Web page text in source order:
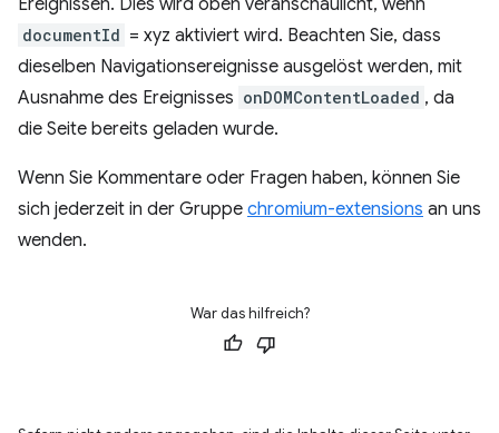
documentId = xyz aktiviert wird. Beachten Sie, dass
dieselben Navigationsereignisse ausgelöst werden, mit
Ausnahme des Ereignisses onDOMContentLoaded , da
die Seite bereits geladen wurde.
Wenn Sie Kommentare oder Fragen haben, können Sie
sich jederzeit in der Gruppe chromium-extensions an uns
wenden.
War das hilfreich?